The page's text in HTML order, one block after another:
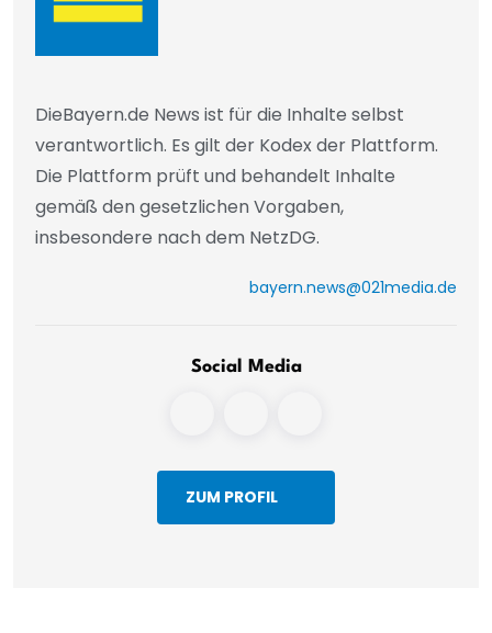
DieBayern.de News ist für die Inhalte selbst
verantwortlich. Es gilt der Kodex der Plattform.
Die Plattform prüft und behandelt Inhalte
gemäß den gesetzlichen Vorgaben,
insbesondere nach dem NetzDG.
bayern.news@021media.de
Social Media
ZUM PROFIL